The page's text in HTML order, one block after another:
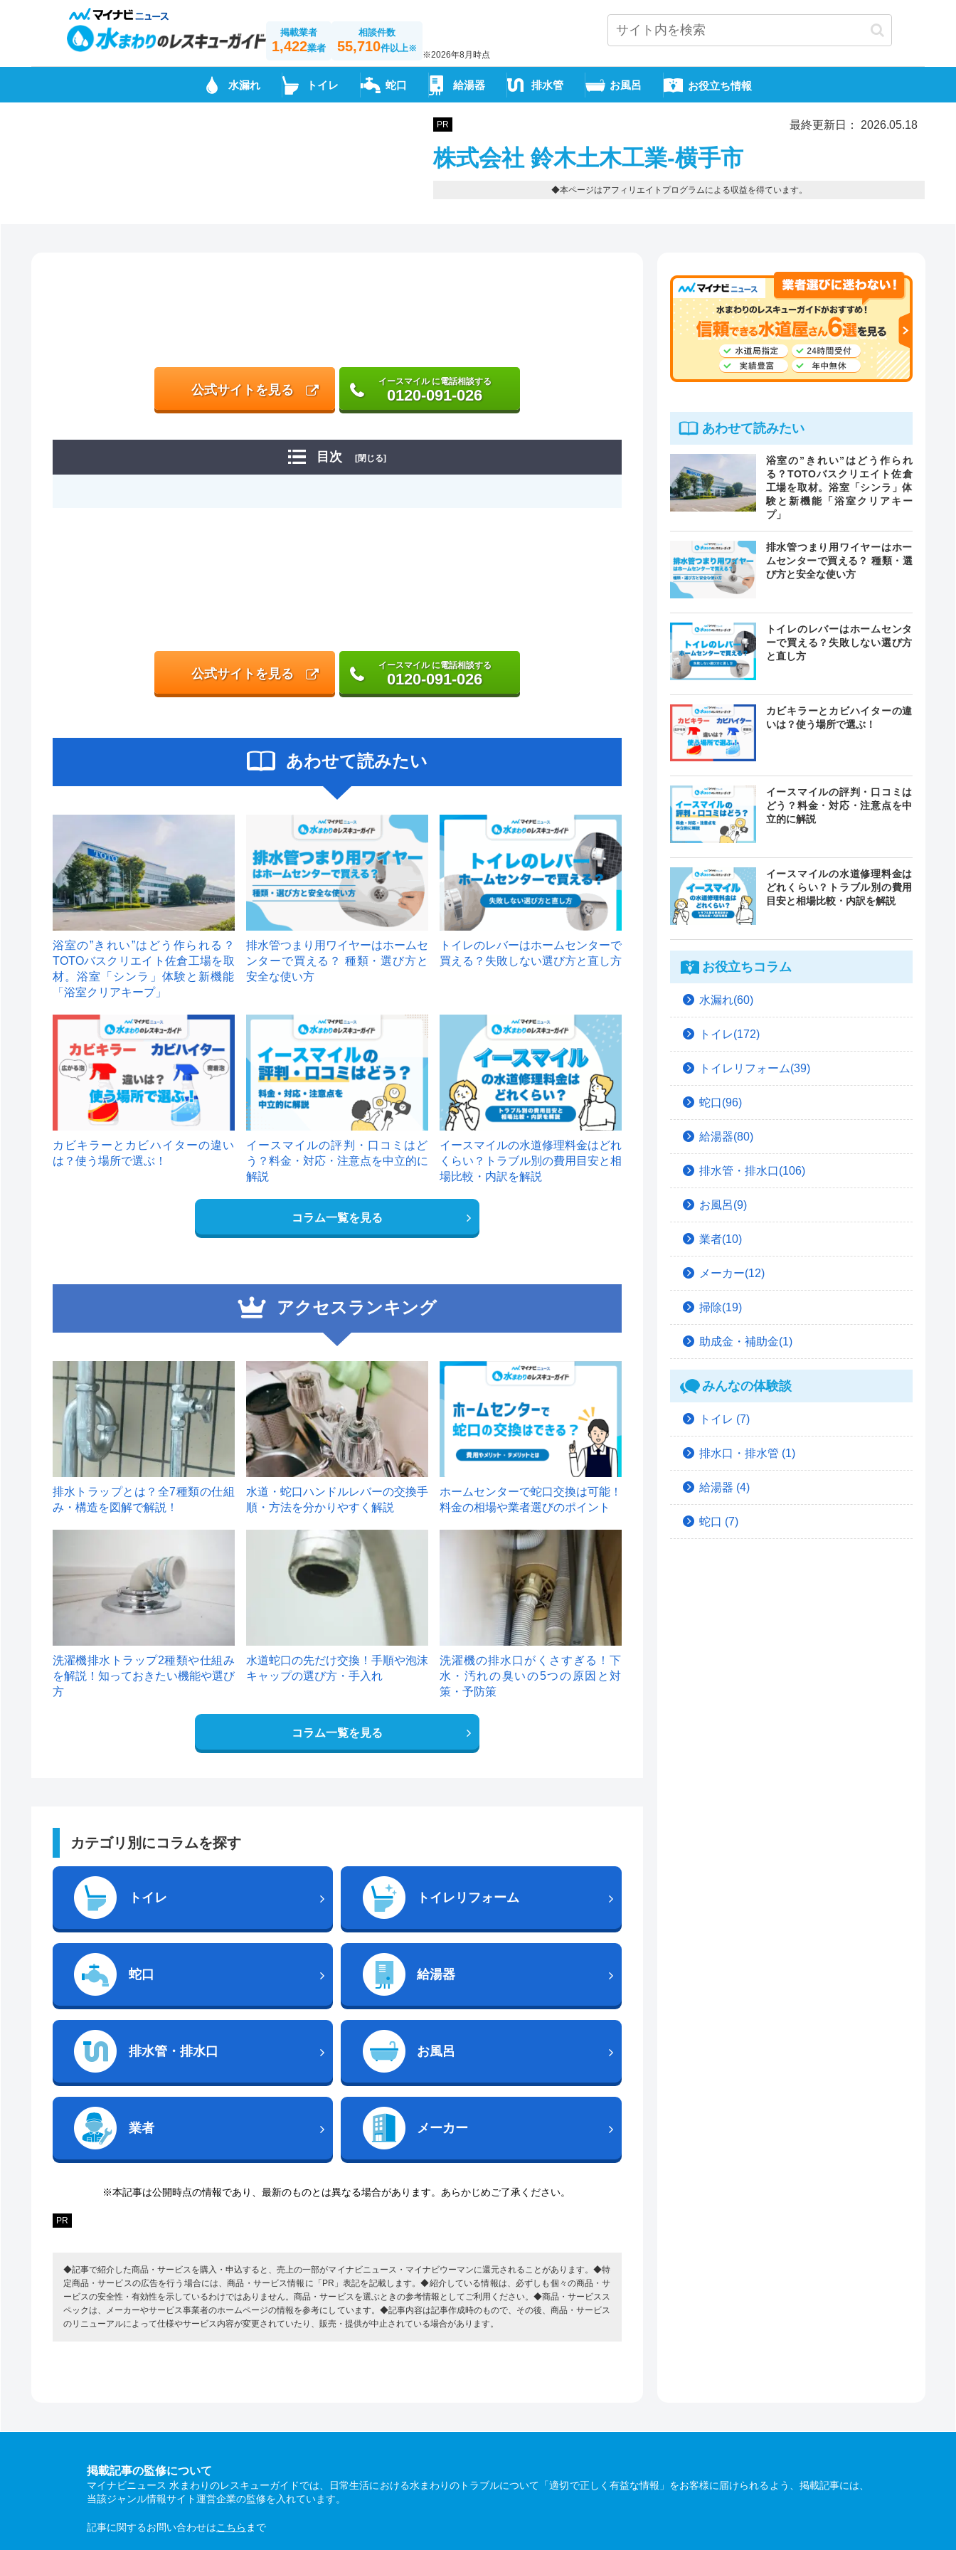
掲載業者
1,422業者
相談件数
55,710件以上※
※2026年8月時点
水漏れ トイレ 蛇口 給湯器 排水管 お風呂 お役立ち情報
PR 最終更新日： 2026.05.18
株式会社 鈴木土木工業-横手市
◆本ページはアフィリエイトプログラムによる収益を得ています。
公式サイトを見る
イースマイル に電話相談する
0120-091-026
目次 [閉じる]
公式サイトを見る
イースマイル に電話相談する
0120-091-026
あわせて読みたい
浴室の”きれい”はどう作られる？
TOTOバスクリエイト佐倉工場を取
材。浴室「シンラ」体験と新機能
「浴室クリアキープ」
排水管つまり用ワイヤーはホームセ
ンターで買える？ 種類・選び方と
安全な使い方
トイレのレバーはホームセンターで
買える？失敗しない選び方と直し方
カビキラーとカビハイターの違い
は？使う場所で選ぶ！
イースマイルの評判・口コミはど
う？料金・対応・注意点を中立的に
解説
イースマイルの水道修理料金はどれ
くらい？トラブル別の費用目安と相
場比較・内訳を解説
コラム一覧を見る
アクセスランキング
1
排水トラップとは？全7種類の仕組
み・構造を図解で解説！
2
水道・蛇口ハンドルレバーの交換手
順・方法を分かりやすく解説
ホームセンターで蛇口交換は可能！
料金の相場や業者選びのポイント
洗濯機排水トラップ2種類や仕組み
を解説！知っておきたい機能や選び
方
水道蛇口の先だけ交換！手順や泡沫
キャップの選び方・手入れ
洗濯機の排水口がくさすぎる！下
水・汚れの臭いの5つの原因と対
策・予防策
コラム一覧を見る
カテゴリ別にコラムを探す
トイレ トイレリフォーム
蛇口 給湯器
排水管・排水口 お風呂
業者 メーカー
※本記事は公開時点の情報であり、最新のものとは異なる場合があります。あらかじめご了承ください。
PR
◆記事で紹介した商品・サービスを購入・申込すると、売上の一部がマイナビニュース・マイナビウーマンに還元されることがあります。◆特
定商品・サービスの広告を行う場合には、商品・サービス情報に「PR」表記を記載します。◆紹介している情報は、必ずしも個々の商品・サ
ービスの安全性・有効性を示しているわけではありません。商品・サービスを選ぶときの参考情報としてご利用ください。◆商品・サービスス
ペックは、メーカーやサービス事業者のホームページの情報を参考にしています。◆記事内容は記事作成時のもので、その後、商品・サービス
のリニューアルによって仕様やサービス内容が変更されていたり、販売・提供が中止されている場合があります。
あわせて読みたい
浴室の”きれい”はどう作られ
る？TOTOバスクリエイト佐倉
工場を取材。浴室「シンラ」体
験と新機能「浴室クリアキー
プ」
排水管つまり用ワイヤーはホー
ムセンターで買える？ 種類・選
び方と安全な使い方
トイレのレバーはホームセンタ
ーで買える？失敗しない選び方
と直し方
カビキラーとカビハイターの違
いは？使う場所で選ぶ！
イースマイルの評判・口コミは
どう？料金・対応・注意点を中
立的に解説
イースマイルの水道修理料金は
どれくらい？トラブル別の費用
目安と相場比較・内訳を解説
お役立ちコラム
水漏れ(60)
トイレ(172)
トイレリフォーム(39)
蛇口(96)
給湯器(80)
排水管・排水口(106)
お風呂(9)
業者(10)
メーカー(12)
掃除(19)
助成金・補助金(1)
みんなの体験談
トイレ (7)
排水口・排水管 (1)
給湯器 (4)
蛇口 (7)
掲載記事の監修について
マイナビニュース 水まわりのレスキューガイドでは、日常生活における水まわりのトラブルについて「適切で正しく有益な情報」をお客様に届けられるよう、掲載記事には、
当該ジャンル情報サイト運営企業の監修を入れています。
記事に関するお問い合わせはこちら まで